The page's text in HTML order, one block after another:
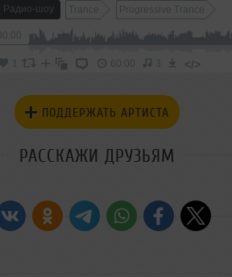
Радио-шоу Trance Progressive Trance
Progressive House
60:00 3 </>
ПОДДЕРЖАТЬ АРТИСТА
РАССКАЖИ ДРУЗЬЯМ